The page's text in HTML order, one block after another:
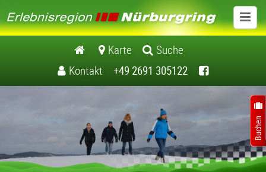
Aktiv
Motorrad
Karte
Suche
Kontakt
+49 2691 305122